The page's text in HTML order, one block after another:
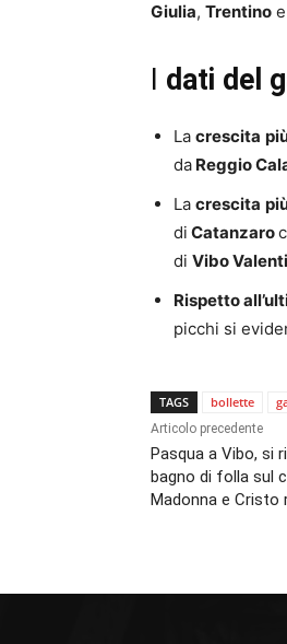
Giulia, Trentino e
I dati del
La crescita
da Reggio
La crescita
di Catanzaro
di Vibo
Rispetto
picchi si
TAGS bollette
Articolo precedente
Pasqua a Vibo, si
bagno di folla sul
Madonna e Cristo